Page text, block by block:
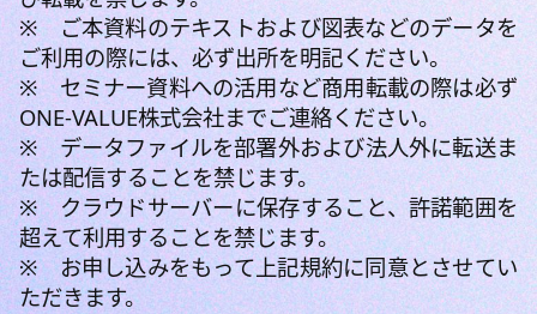
※ ご本資料のテキストおよび図表などのデータを
ご利用の際には、必ず出所を明記ください。
※ セミナー資料への活用など商用転載の際は必ず
ONE-VALUE株式会社までご連絡ください。
※ データファイルを部署外および法人外に転送ま
たは配信することを禁じます。
※ クラウドサーバーに保存すること、許諾範囲を
超えて利用することを禁じます。
※ お申し込みをもって上記規約に同意とさせてい
ただきます。